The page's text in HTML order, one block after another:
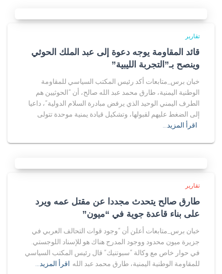
تقارير
قائد المقاومة يوجه دعوة إلى عبد الملك الحوثي
وينصح بـ”التجربة الليبية”
خبان برس_متابعات أكد رئيس المكتب السياسي للمقاومة
الوطنية اليمنية، طارق محمد عبد الله صالح، أن “الحوثيين هم
الطرف اليمني الوحيد الذي يرفض مبادرة السلام الدولية”، داعيا
إلى الضغط عليهم لقبولها، وتشكيل قيادة يمنية موحدة تتولى
اقرأ المزيد…
تقارير
طارق صالح يتحدث مجددا عن مقتل عمه ويرد
على بناء قاعدة جوية في “ميون”
خبان برس_متابعات أعلن أن “وجود قوات التحالف العربي في
جزيرة ميون محدود ووجود المدرج هناك هو للإسناد اللوجستي.
في حوار خاص مع وكالة “سبوتنيك” قال رئيس المكتب السياسي
للمقاومة الوطنية اليمنية، طارق محمد عبد الله اقرأ المزيد…